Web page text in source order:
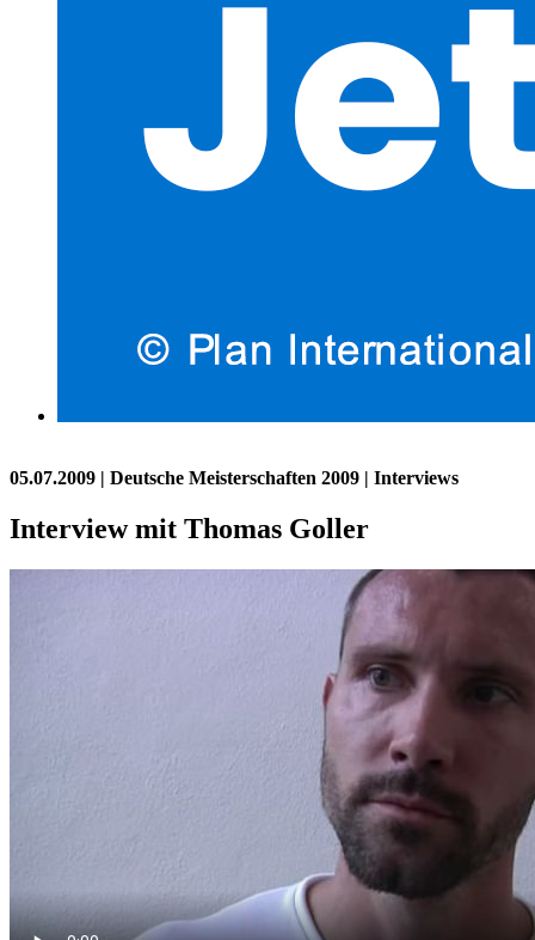
05.07.2009 | Deutsche Meisterschaften 2009 | Interviews
Interview mit Thomas Goller